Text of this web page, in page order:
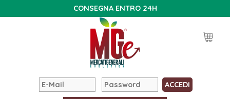
CONSEGNA ENTRO 24H